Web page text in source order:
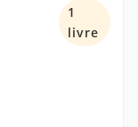
1
livre